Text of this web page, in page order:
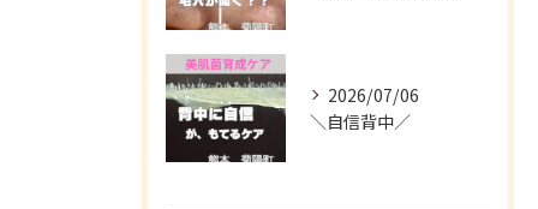
2026/07/06
＼自信背中／